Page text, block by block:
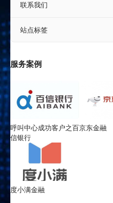
联系我们
站点标签
服务案例
呼叫中心成功客户之百
信银行
京东金融
度小满金融